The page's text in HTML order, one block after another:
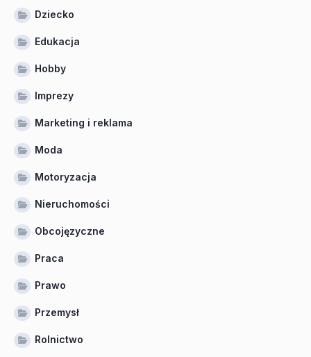
Dziecko
Edukacja
Hobby
Imprezy
Marketing i reklama
Moda
Motoryzacja
Nieruchomości
Obcojęzyczne
Praca
Prawo
Przemysł
Rolnictwo